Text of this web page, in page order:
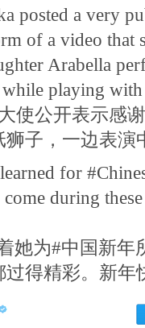
posted a very
of a video that
Arabella
playing
使公开表示感
子，一边表演
for
during
她为#中国新年
得精彩。新年